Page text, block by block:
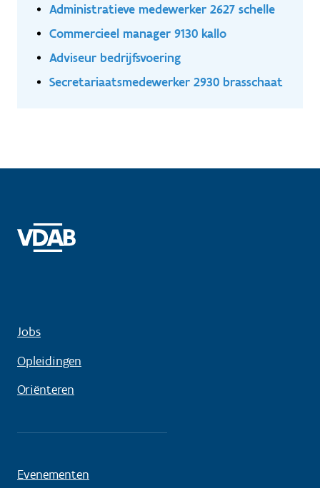
Administratieve medewerker 2627 schelle
Commercieel manager 9130 kallo
Adviseur bedrijfsvoering
Secretariaatsmedewerker 2930 brasschaat
Jobs
Opleidingen
Oriënteren
Evenementen